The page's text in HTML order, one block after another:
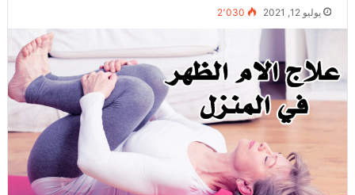
يوليو 12, 2021 2٬030